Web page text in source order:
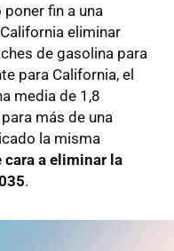
fin a una
eliminar
de gasolina para
para California, el
media de 1,8
más de una
la misma
a eliminar la
.